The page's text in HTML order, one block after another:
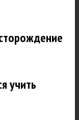
учить